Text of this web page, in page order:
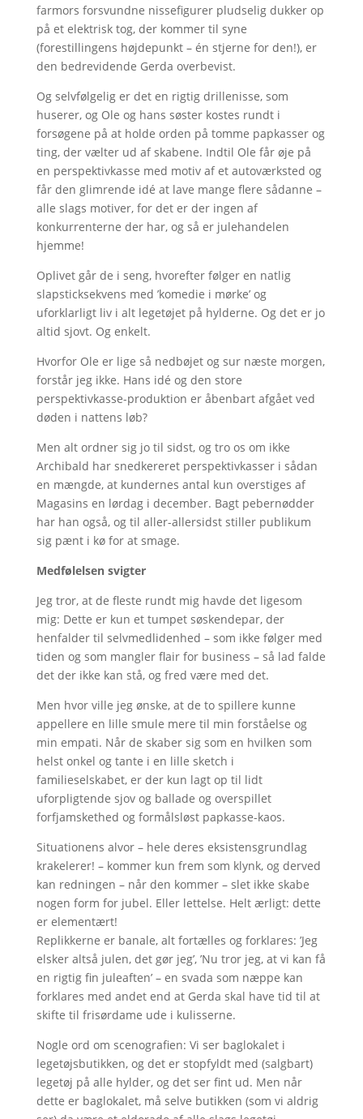
farmors forsvundne nissefigurer pludselig dukker op
på et elektrisk tog, der kommer til syne
(forestillingens højdepunkt – én stjerne for den!), er
den bedrevidende Gerda overbevist.
Og selvfølgelig er det en rigtig drillenisse, som
huserer, og Ole og hans søster kostes rundt i
forsøgene på at holde orden på tomme papkasser og
ting, der vælter ud af skabene. Indtil Ole får øje på
en perspektivkasse med motiv af et autoværksted og
får den glimrende idé at lave mange flere sådanne –
alle slags motiver, for det er der ingen af
konkurrenterne der har, og så er julehandelen
hjemme!
Oplivet går de i seng, hvorefter følger en natlig
slapsticksekvens med ’komedie i mørke’ og
uforklarligt liv i alt legetøjet på hylderne. Og det er jo
altid sjovt. Og enkelt.
Hvorfor Ole er lige så nedbøjet og sur næste morgen,
forstår jeg ikke. Hans idé og den store
perspektivkasse-produktion er åbenbart afgået ved
døden i nattens løb?
Men alt ordner sig jo til sidst, og tro os om ikke
Archibald har snedkereret perspektivkasser i sådan
en mængde, at kundernes antal kun overstiges af
Magasins en lørdag i december. Bagt pebernødder
har han også, og til aller-allersidst stiller publikum
sig pænt i kø for at smage.
Medfølelsen svigter
Jeg tror, at de fleste rundt mig havde det ligesom
mig: Dette er kun et tumpet søskendepar, der
henfalder til selvmedlidenhed – som ikke følger med
tiden og som mangler flair for business – så lad falde
det der ikke kan stå, og fred være med det.
Men hvor ville jeg ønske, at de to spillere kunne
appellere en lille smule mere til min forståelse og
min empati. Når de skaber sig som en hvilken som
helst onkel og tante i en lille sketch i
familieselskabet, er der kun lagt op til lidt
uforpligtende sjov og ballade og overspillet
forfjamskethed og formålsløst papkasse-kaos.
Situationens alvor – hele deres eksistensgrundlag
krakelerer! – kommer kun frem som klynk, og derved
kan redningen – når den kommer – slet ikke skabe
nogen form for jubel. Eller lettelse. Helt ærligt: dette
er elementært!
Replikkerne er banale, alt fortælles og forklares: ’Jeg
elsker altså julen, det gør jeg’, ’Nu tror jeg, at vi kan få
en rigtig fin juleaften’ – en svada som næppe kan
forklares med andet end at Gerda skal have tid til at
skifte til frisørdame ude i kulisserne.
Nogle ord om scenografien: Vi ser baglokalet i
legetøjsbutikken, og det er stopfyldt med (salgbart)
legetøj på alle hylder, og det ser fint ud. Men når
dette er baglokalet, må selve butikken (som vi aldrig